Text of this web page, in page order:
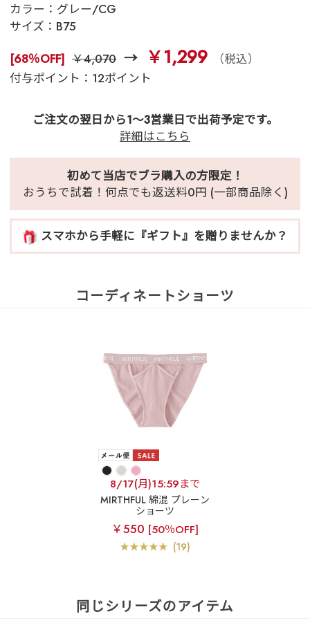
カラー： グレー/CG
サイズ： B75
[68％OFF] ￥4,070 ￥1,299
（税込）
付与ポイント：12ポイント
ご注文の翌日から1～3営業日で出荷予定です。
詳細はこちら
初めて当店でブラ購入の方限定！
おうちで試着！何点でも返送料0円 (一部商品除く)
スマホから手軽に『ギフト』を贈りませんか？
コーディネートショーツ
8/17(月)15:59まで
MIRTHFUL 綿混 プレーン
ショーツ
￥550 [50％OFF]
(19)
同じシリーズのアイテム